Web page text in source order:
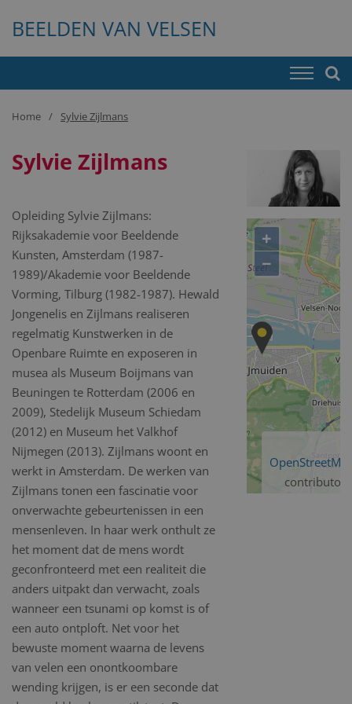
BEELDEN VAN VELSEN
Home Sylvie Zijlmans
Sylvie Zijlmans
Opleiding Sylvie Zijlmans:
Rijksakademie voor Beeldende
Kunsten, Amsterdam (1987-
1989)/Akademie voor Beeldende
Vorming, Tilburg (1982-1987). Hewald
Jongenelis en Zijlmans realiseren
regelmatig Kunstwerken in de
Openbare Ruimte en exposeren in
musea als Museum Boijmans van
Beuningen te Rotterdam (2006 en
2009), Stedelijk Museum Schiedam
(2012) en Museum het Valkhof
Nijmegen (2013). Zijlmans woont en
werkt in Amsterdam. De werken van
Zijlmans tonen een fascinatie voor
onverwachte gebeurtenissen in een
mensenleven. In haar werk onthult ze
het moment dat de mens wordt
geconfronteerd met een realiteit die
anders uitpakt dan verwacht, zoals
wanneer een tsunami op komst is of
een auto ontploft. Net voor het
bewuste moment waarna de levens
van velen een onontkoombare
wending krijgen, is er een seconde dat
+
−